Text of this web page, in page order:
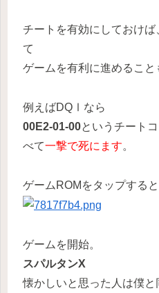
チートを有効にしておけ
て
ゲームを有利に進めること
例えばDQⅠなら
00E2-01-00というチート
べて一撃で死にます。
ゲームROMをタップすると
ゲームを開始。
スパルタンX
懐かしいと思った人は僕